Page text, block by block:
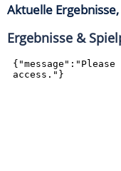
Aktuelle
Ergebnisse &